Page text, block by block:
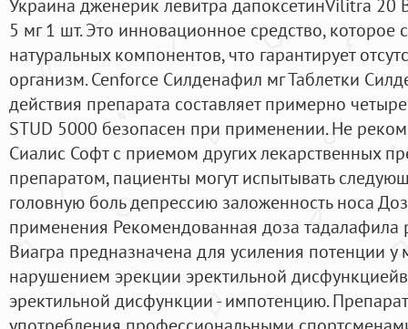
5 мг 1 шт. Это инновационное средство, которое
натуральных компонентов, что гарантирует
организм. Cenforce Силденафил мг Таблетки
действия препарата составляет примерно
STUD 5000 безопасен при применении. Не
Сиалис Софт с приемом других лекарственных
препаратом, пациенты могут испытывать
головную боль депрессию заложенность носа
применения Рекомендованная доза
Виагра предназначена для усиления потенции
нарушением эрекции эректильной
эректильной дисфункции - импотенцию.